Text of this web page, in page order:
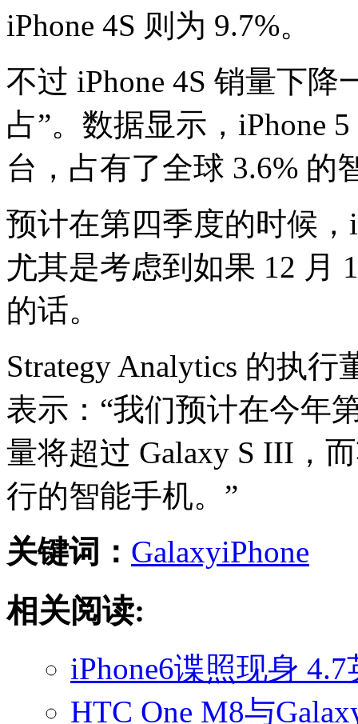
iPhone 4S 则为 9.7%。
不过 iPhone 4S 销量下降
占”。数据显示，iPhone
台，占有了全球 3.6% 的
预计在第四季度的时候
尤其是考虑到如果 12 月
的话。
Strategy Analytics 的执
表示：“我们预计在今年
量将超过 Galaxy S III，
行的智能手机。”
关键词： GalaxyiPhone
相关阅读:
iPhone6谍照现身
HTC One M8与